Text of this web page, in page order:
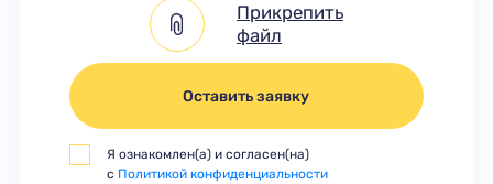
Прикрепить
файл
Оставить заявку
Я ознакомлен(а) и согласен(на)
с Политикой конфиденциальности